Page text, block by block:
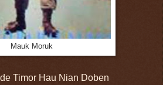
Mauk Moruk
Timor Hau Nian Doben